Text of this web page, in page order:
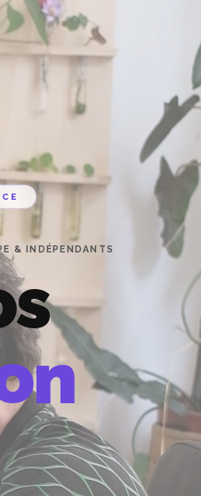
& INDÉPENDANTS